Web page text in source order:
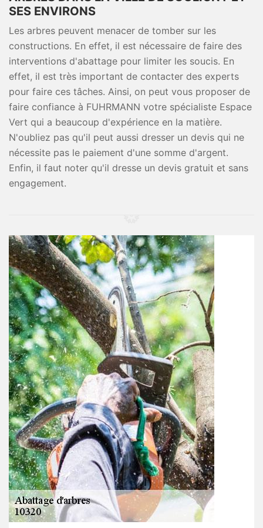
SES ENVIRONS
Les arbres peuvent menacer de tomber sur les
constructions. En effet, il est nécessaire de faire des
interventions d'abattage pour limiter les soucis. En
effet, il est très important de contacter des experts
pour faire ces tâches. Ainsi, on peut vous proposer de
faire confiance à FUHRMANN votre spécialiste Espace
Vert qui a beaucoup d'expérience en la matière.
N'oubliez pas qu'il peut aussi dresser un devis qui ne
nécessite pas le paiement d'une somme d'argent.
Enfin, il faut noter qu'il dresse un devis gratuit et sans
engagement.